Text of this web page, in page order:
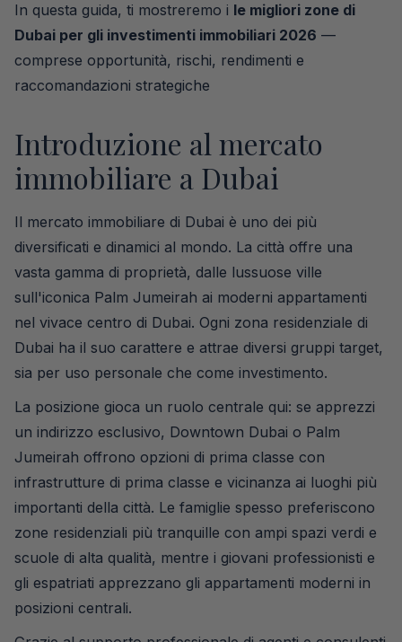
In questa guida, ti mostreremo i le migliori zone di
Dubai per gli investimenti immobiliari 2026 —
comprese opportunità, rischi, rendimenti e
raccomandazioni strategiche
Introduzione al mercato
immobiliare a Dubai
Il mercato immobiliare di Dubai è uno dei più
diversificati e dinamici al mondo. La città offre una
vasta gamma di proprietà, dalle lussuose ville
sull'iconica Palm Jumeirah ai moderni appartamenti
nel vivace centro di Dubai. Ogni zona residenziale di
Dubai ha il suo carattere e attrae diversi gruppi target,
sia per uso personale che come investimento.
La posizione gioca un ruolo centrale qui: se apprezzi
un indirizzo esclusivo, Downtown Dubai o Palm
Jumeirah offrono opzioni di prima classe con
infrastrutture di prima classe e vicinanza ai luoghi più
importanti della città. Le famiglie spesso preferiscono
zone residenziali più tranquille con ampi spazi verdi e
scuole di alta qualità, mentre i giovani professionisti e
gli espatriati apprezzano gli appartamenti moderni in
posizioni centrali.